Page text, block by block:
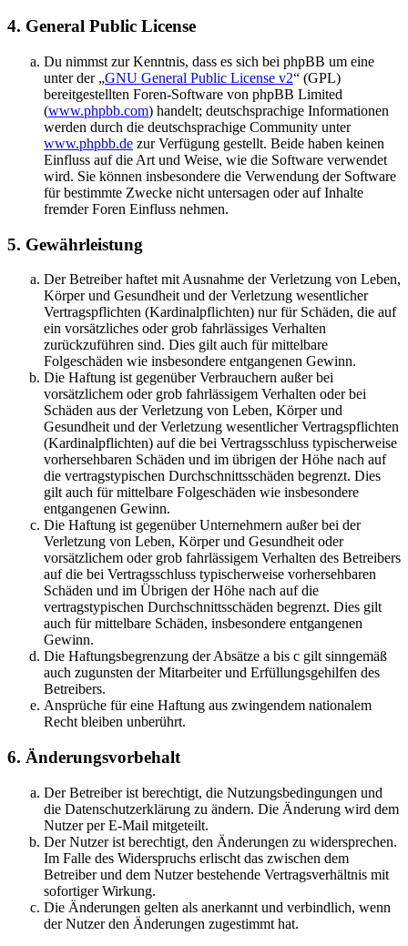
4. General Public License
Du nimmst zur Kenntnis, dass es sich bei phpBB um eine
unter der „GNU General Public License v2“ (GPL)
bereitgestellten Foren-Software von phpBB Limited
(www.phpbb.com) handelt; deutschsprachige Informationen
werden durch die deutschsprachige Community unter
www.phpbb.de zur Verfügung gestellt. Beide haben keinen
Einfluss auf die Art und Weise, wie die Software verwendet
wird. Sie können insbesondere die Verwendung der Software
für bestimmte Zwecke nicht untersagen oder auf Inhalte
fremder Foren Einfluss nehmen.
5. Gewährleistung
Der Betreiber haftet mit Ausnahme der Verletzung von Leben,
Körper und Gesundheit und der Verletzung wesentlicher
Vertragspflichten (Kardinalpflichten) nur für Schäden, die auf
ein vorsätzliches oder grob fahrlässiges Verhalten
zurückzuführen sind. Dies gilt auch für mittelbare
Folgeschäden wie insbesondere entgangenen Gewinn.
Die Haftung ist gegenüber Verbrauchern außer bei
vorsätzlichem oder grob fahrlässigem Verhalten oder bei
Schäden aus der Verletzung von Leben, Körper und
Gesundheit und der Verletzung wesentlicher Vertragspflichten
(Kardinalpflichten) auf die bei Vertragsschluss typischerweise
vorhersehbaren Schäden und im übrigen der Höhe nach auf
die vertragstypischen Durchschnittsschäden begrenzt. Dies
gilt auch für mittelbare Folgeschäden wie insbesondere
entgangenen Gewinn.
Die Haftung ist gegenüber Unternehmern außer bei der
Verletzung von Leben, Körper und Gesundheit oder
vorsätzlichem oder grob fahrlässigem Verhalten des Betreibers
auf die bei Vertragsschluss typischerweise vorhersehbaren
Schäden und im Übrigen der Höhe nach auf die
vertragstypischen Durchschnittsschäden begrenzt. Dies gilt
auch für mittelbare Schäden, insbesondere entgangenen
Gewinn.
Die Haftungsbegrenzung der Absätze a bis c gilt sinngemäß
auch zugunsten der Mitarbeiter und Erfüllungsgehilfen des
Betreibers.
Ansprüche für eine Haftung aus zwingendem nationalem
Recht bleiben unberührt.
6. Änderungsvorbehalt
Der Betreiber ist berechtigt, die Nutzungsbedingungen und
die Datenschutzerklärung zu ändern. Die Änderung wird dem
Nutzer per E-Mail mitgeteilt.
Der Nutzer ist berechtigt, den Änderungen zu widersprechen.
Im Falle des Widerspruchs erlischt das zwischen dem
Betreiber und dem Nutzer bestehende Vertragsverhältnis mit
sofortiger Wirkung.
Die Änderungen gelten als anerkannt und verbindlich, wenn
der Nutzer den Änderungen zugestimmt hat.